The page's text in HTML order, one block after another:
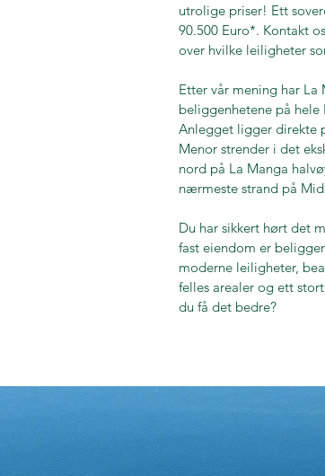
utrolige priser! Ett
90.500 Euro*. Kontakt
over hvilke leiligheter
Etter vår mening har La
beliggenhetene på hele
Anlegget ligger direkte
Menor strender i det
nord på La Manga
nærmeste strand på
Du har sikkert hørt det
fast eiendom er
moderne leiligheter,
felles arealer og ett
du få det bedre?